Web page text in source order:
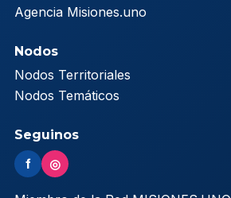
Agencia Misiones.uno
Nodos
Nodos Territoriales
Nodos Temáticos
Seguinos
f ◎